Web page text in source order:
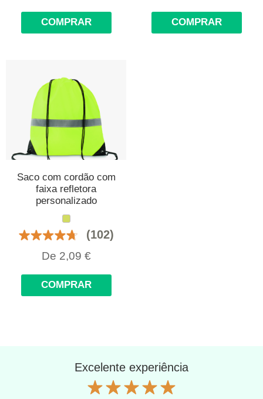
COMPRAR COMPRAR
Saco com cordão com
faixa refletora
personalizado
(102)
De 2,09 €
COMPRAR
Excelente experiência